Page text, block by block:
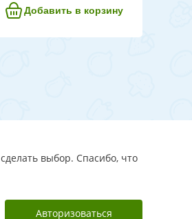
Добавить в корзину
выбор. Спасибо, что
Авторизоваться